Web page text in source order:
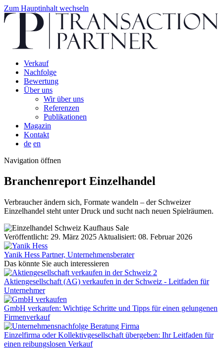
Zum Hauptinhalt wechseln
Verkauf
Nachfolge
Bewertung
Über uns
Wir über uns
Referenzen
Publikationen
Magazin
Kontakt
de en
Navigation öffnen
Branchenreport Einzelhandel
Verbraucher ändern sich, Formate wandeln – der Schweizer
Einzelhandel steht unter Druck und sucht nach neuen Spielräumen.
Veröffentlicht: 29. März 2025 Aktualisiert: 08. Februar 2026
Yanik Hess Partner, Unternehmensberater
Das könnte Sie auch interessieren
Aktiengesellschaft (AG) verkaufen in der Schweiz - Leitfaden für
Unternehmer
GmbH verkaufen: Wichtige Schritte und Tipps für einen gelungenen
Firmenverkauf
Einzelfirma oder Kollektivgesellschaft übergeben: Ihr Leitfaden für
einen reibungslosen Verkauf